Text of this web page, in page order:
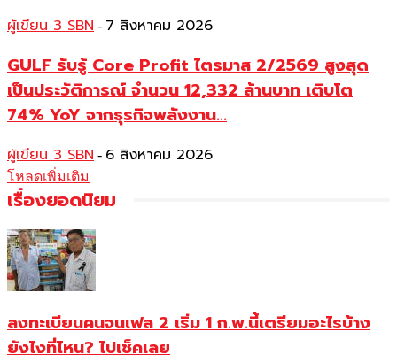
ผู้เขียน 3 SBN - 7 สิงหาคม 2026
GULF รับรู้ Core Profit ไตรมาส 2/2569 สูงสุด
เป็นประวัติการณ์ จำนวน 12,332 ล้านบาท เติบโต
74% YoY จากธุรกิจพลังงาน...
ผู้เขียน 3 SBN - 6 สิงหาคม 2026
โหลดเพิ่มเติม
เรื่องยอดนิยม
ลงทะเบียนคนจนเฟส 2 เริ่ม 1 ก.พ.นี้เตรียมอะไรบ้าง
ยังไงที่ไหน? ไปเช็คเลย